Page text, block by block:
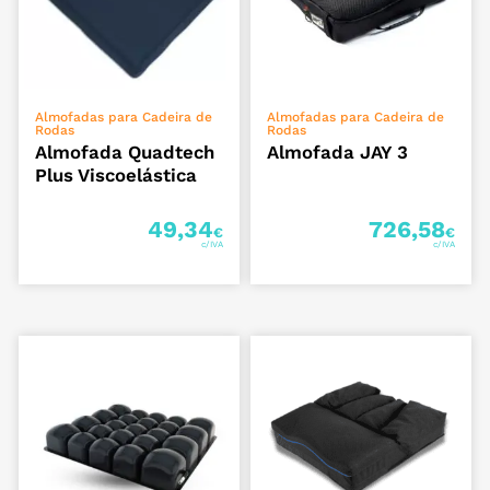
ADICIONAR
Almofadas para Cadeira de
Rodas
Almofada Quadtech
Plus Viscoelástica
49,34€
VER OPÇÕES
Almofadas para Cadeira de
Rodas
Almofada JAY 3
726,58€